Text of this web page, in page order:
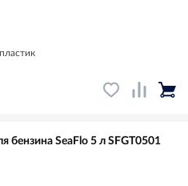
бензина SeaFlo 5 л SFGT0501